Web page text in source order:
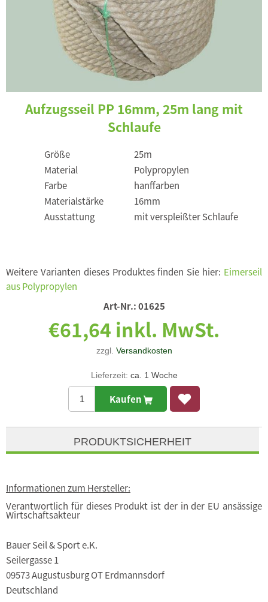
Aufzugsseil PP 16mm, 25m lang mit
Schlaufe
Größe
25m
Material
Polypropylen
Farbe
hanffarben
Materialstärke
16mm
Ausstattung
mit verspleißter Schlaufe
Weitere Varianten dieses Produktes finden Sie hier: Eimerseil
aus Polypropylen
Art-Nr.:01625
€61,64 inkl. MwSt.
zzgl. Versandkosten
Lieferzeit: ca. 1 Woche
Kaufen
PRODUKTSICHERHEIT
Informationen zum Hersteller:
Verantwortlich für dieses Produkt ist der in der EU ansässige
Wirtschaftsakteur
Bauer Seil & Sport e.K.
Seilergasse 1
09573 Augustusburg OT Erdmannsdorf
Deutschland